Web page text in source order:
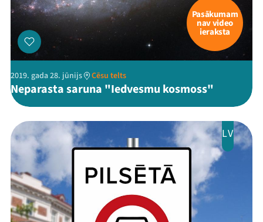
Jaunumi
Veikals
Pasākumam
nav video
ieraksta
2019. gada 28. jūnijs Cēsu telts
Neparasta saruna "Iedvesmu kosmoss"
LV